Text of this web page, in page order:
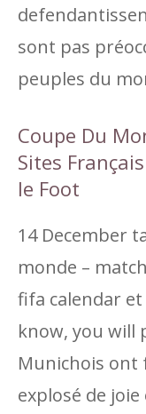
sont pas
peuples du
Coupe Du
Sites
le Foot
14 December
monde –
fifa calendar
know, you will
Munichois ont
explosé de